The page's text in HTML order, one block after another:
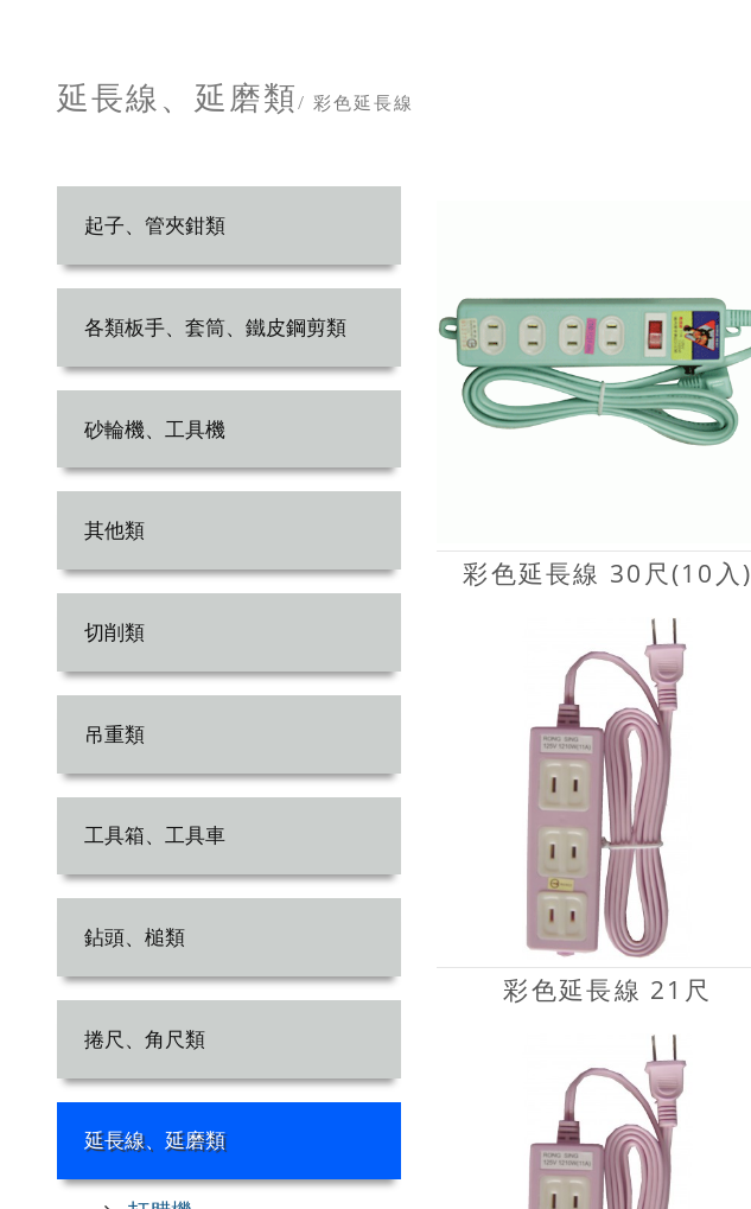
延長線、延磨類/ 彩色延長線
彩色延長線 30尺(10入)
彩色延長線 21尺
起子、管夾鉗類
各類板手、套筒、鐵皮鋼剪類
砂輪機、工具機
其他類
切削類
吊重類
工具箱、工具車
鉆頭、槌類
捲尺、角尺類
延長線、延磨類